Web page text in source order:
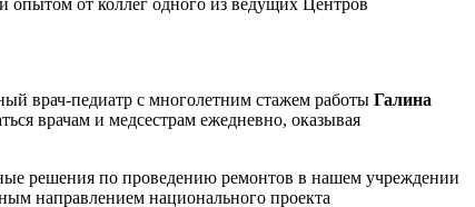
опытом от коллег одного из ведущих Центров
врач-педиатр с многолетним стажем работы Галина
врачам и медсестрам ежедневно, оказывая
решения по проведению ремонтов в нашем учреждении
направлением национального проекта